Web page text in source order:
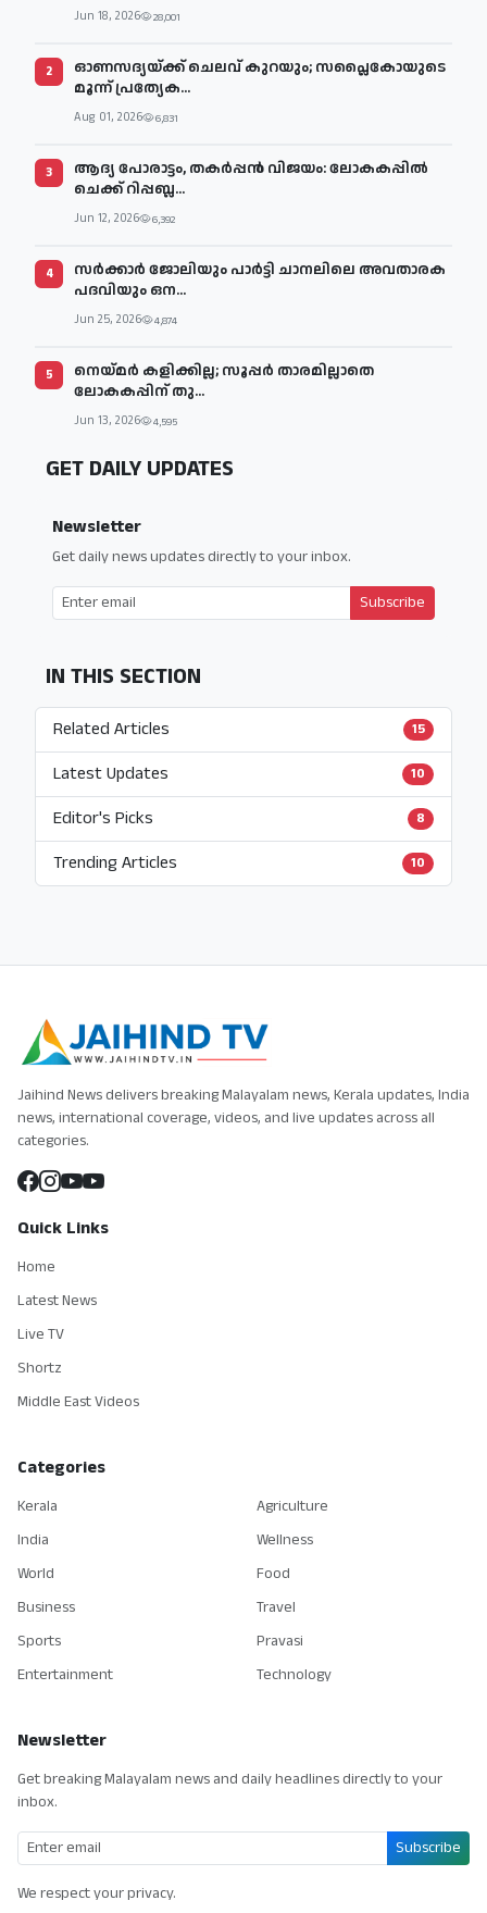
Jun 18, 2026 28,001
2
ഓണസദ്യയ്ക്ക് ചെലവ് കുറയും; സപ്ലൈകോയുടെ
മൂന്ന് പ്രത്യേക...
Aug 01, 2026 6,831
3
ആദ്യ പോരാട്ടം, തകർപ്പൻ വിജയം: ലോകകപ്പിൽ
ചെക്ക് റിപ്പബ്ല...
Jun 12, 2026 6,392
4
സര്‍ക്കാര്‍ ജോലിയും പാര്‍ട്ടി ചാനലിലെ അവതാരക
പദവിയും ഒന...
Jun 25, 2026 4,874
5
നെയ്മര്‍ കളിക്കില്ല; സൂപ്പര്‍ താരമില്ലാതെ
ലോകകപ്പിന് തു...
Jun 13, 2026 4,595
GET DAILY UPDATES
Newsletter
Get daily news updates directly to your inbox.
Subscribe
IN THIS SECTION
Related Articles 15
Latest Updates 10
Editor's Picks 8
Trending Articles 10
Jaihind News delivers breaking Malayalam news, Kerala updates, India
news, international coverage, videos, and live updates across all
categories.
Quick Links
Home
Latest News
Live TV
Shortz
Middle East Videos
Categories
Kerala
India
World
Business
Sports
Entertainment
Agriculture
Wellness
Food
Travel
Pravasi
Technology
Newsletter
Get breaking Malayalam news and daily headlines directly to your
inbox.
Subscribe
We respect your privacy.